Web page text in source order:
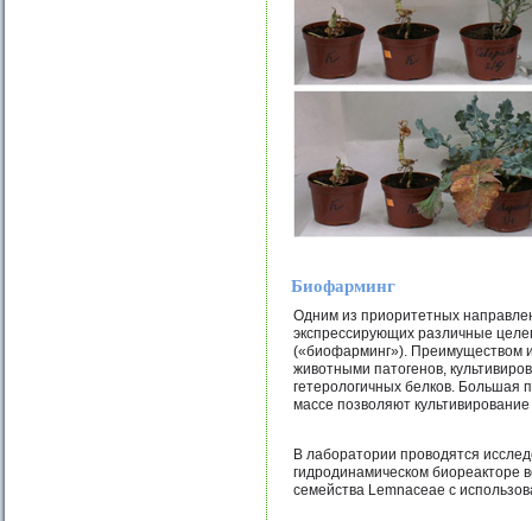
Биофарминг
Одним из приоритетных
экспрессирующих различные
(«биофарминг»). Преимуществом
животными патогенов,
гетерологичных белков. Большая
массе позволяют
В лаборатории проводятся
гидродинамическом биореакторе
семейства Lemnaceae с